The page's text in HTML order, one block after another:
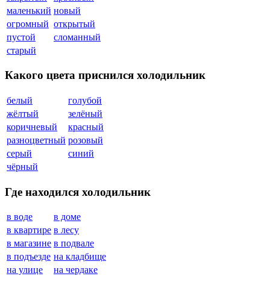
маленький новый
огромный открытый
пустой
сломанный
старый
Какого цвета приснился холодильник
белый
голубой
жёлтый
зелёный
коричневый
красный
разноцветный розовый
серый
синий
чёрный
Где находился холодильник
в воде
в доме
в квартире в лесу
в магазине в подвале
в подъезде на кладбище
на улице
на чердаке